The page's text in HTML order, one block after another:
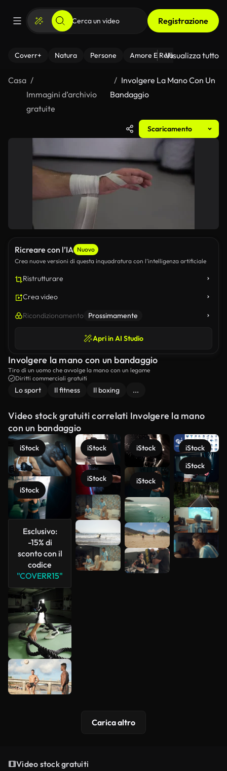
Registrazione
Coverr+ Natura Persone Amore E Relazioni Il
Visualizza tutto
Casa
Immagini d’archivio
gratuite
Involgere La Mano Con Un
Bandaggio
Scaricamento
Ricreare con l’IA Nuovo
Crea nuove versioni di questa inquadratura con l’intelligenza artificiale
Ristrutturare
Crea video
Ricondizionamento Prossimamente
Apri in AI Studio
Involgere la mano con un bandaggio
Tiro di un uomo che avvolge la mano con un legame
Diritti commerciali gratuiti
Lo sport Il fitness Il boxing ...
Video stock gratuiti correlati Involgere la mano
con un bandaggio
iStock
iStock
Esclusivo:
-15% di
sconto con il
codice
"COVERR15"
iStock
iStock
iStock
iStock
iStock
iStock
Scopri di
più
Carica altro
Video stock gratuiti